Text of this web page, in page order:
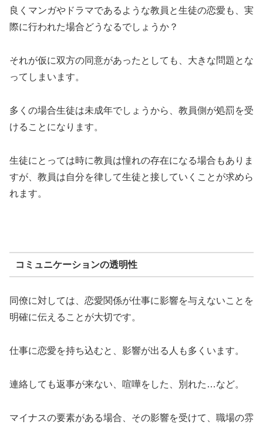
良くマンガやドラマであるような教員と生徒の恋愛も、実
際に行われた場合どうなるでしょうか？
それが仮に双方の同意があったとしても、大きな問題とな
ってしまいます。
多くの場合生徒は未成年でしょうから、教員側が処罰を受
けることになります。
生徒にとっては時に教員は憧れの存在になる場合もありま
すが、教員は自分を律して生徒と接していくことが求めら
れます。
コミュニケーションの透明性
同僚に対しては、恋愛関係が仕事に影響を与えないことを
明確に伝えることが大切です。
仕事に恋愛を持ち込むと、影響が出る人も多くいます。
連絡しても返事が来ない、喧嘩をした、別れた…など。
マイナスの要素がある場合、その影響を受けて、職場の雰